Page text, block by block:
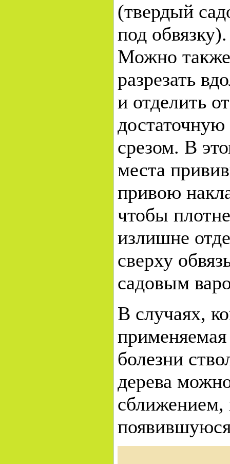
(твердый
под обвязку).
Можно также
разрезать
и отделить
срезом. В
места
привою
чтобы
излишне
сверху
садовым
В случаях,
болезни
дерева
сближением,